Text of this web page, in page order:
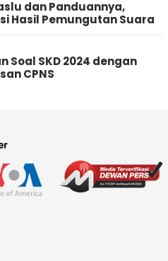
dan Panduannya,
Hasil Pemungutan Suara
Soal SKD 2024 dengan
CPNS